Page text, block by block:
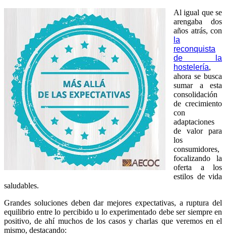
Al igual que se
arengaba dos
años atrás, con
la
reconquista
de la
hostelería,
ahora se busca
sumar a esta
consolidación
de crecimiento
con
adaptaciones
de valor para
los
consumidores,
focalizando la
oferta a los
estilos de vida
saludables.
Grandes soluciones deben dar mejores expectativas, a ruptura del
equilibrio entre lo percibido u lo experimentado debe ser siempre en
positivo, de ahí muchos de los casos y charlas que veremos en el
mismo, destacando: